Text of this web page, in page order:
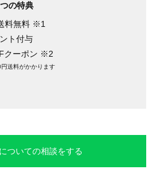
の特典
料無料 ※1
ト付与
クーポン ※2
送料がかかります
ついての相談をする